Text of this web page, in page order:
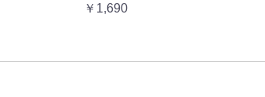
レディース
￥1,690